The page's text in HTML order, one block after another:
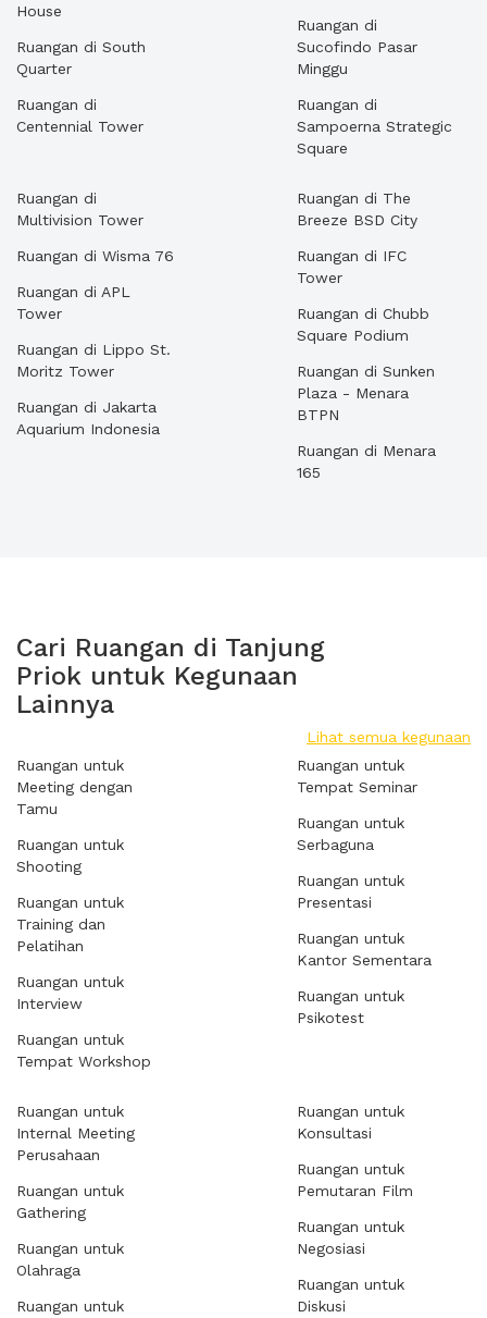
House
Ruangan di South
Quarter
Ruangan di
Centennial Tower
Ruangan di
Sucofindo Pasar
Minggu
Ruangan di
Sampoerna Strategic
Square
Ruangan di
Multivision Tower
Ruangan di Wisma 76
Ruangan di APL
Tower
Ruangan di Lippo St.
Moritz Tower
Ruangan di Jakarta
Aquarium Indonesia
Ruangan di The
Breeze BSD City
Ruangan di IFC
Tower
Ruangan di Chubb
Square Podium
Ruangan di Sunken
Plaza - Menara
BTPN
Ruangan di Menara
165
Cari Ruangan di Tanjung
Priok untuk Kegunaan
Lainnya
Lihat semua kegunaan
Ruangan untuk
Meeting dengan
Tamu
Ruangan untuk
Shooting
Ruangan untuk
Training dan
Pelatihan
Ruangan untuk
Interview
Ruangan untuk
Tempat Workshop
Ruangan untuk
Tempat Seminar
Ruangan untuk
Serbaguna
Ruangan untuk
Presentasi
Ruangan untuk
Kantor Sementara
Ruangan untuk
Psikotest
Ruangan untuk
Internal Meeting
Perusahaan
Ruangan untuk
Gathering
Ruangan untuk
Olahraga
Ruangan untuk
Ruangan untuk
Konsultasi
Ruangan untuk
Pemutaran Film
Ruangan untuk
Negosiasi
Ruangan untuk
Diskusi